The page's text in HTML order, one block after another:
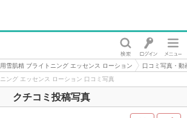
雪肌精 ブライトニング エッセンス ローション
口コミ写真・動
ング エッセンス ローション 口コミ写真
クチコミ投稿写真